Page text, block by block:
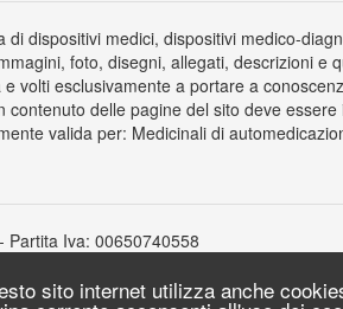
sito internet utilizza anche
dispositivi medici, dispositivi medico-
foto, disegni, allegati, descrizioni e
volti esclusivamente a portare a
contenuto delle pagine del sito deve
valida per: Medicinali di
Iva: 00650740558